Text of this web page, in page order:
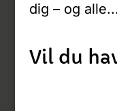
dig – og
Vil du